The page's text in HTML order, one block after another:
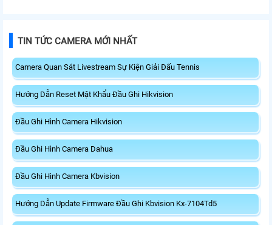
TIN TỨC CAMERA MỚI NHẤT
Camera Quan Sát Livestream Sự Kiện Giải Đấu Tennis
Hướng Dẫn Reset Mật Khẩu Đầu Ghi Hikvision
Đầu Ghi Hình Camera Hikvision
Đầu Ghi Hình Camera Dahua
Đầu Ghi Hình Camera Kbvision
Hướng Dẫn Update Firmware Đầu Ghi Kbvision Kx-7104Td5